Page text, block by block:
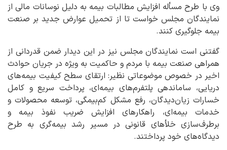
وی با طرح مسأله افزایش مطالبات بیمه به دلیل نوسانات مالی از
نمایندگان مجلس خواست تا از تحمیل عوارض جدید بر صنعت
بیمه جلوگیری کنند.
گفتنی است نمایندگان مجلس نیز در این دیدار ضمن قدردانی از
همراهی صنعت بیمه با مردم و حاکمیت به ویژه در جریان حوادث
اخیر در خصوص موضوعاتی نظیر: ارتقای سطح کیفیت بیمه‌های
دریایی، ساماندهی پلتفرم‌های بیمه‌ای، پرداخت سریع و کامل
خسارات زیان‌دیدگان، رفع مشکل کم‌بیمگی، توسعه محصولات و
خدمات بیمه‌ای، راهکارهای افزایش ضریب نفوذ بیمه و
برطرف‌سازی خلأهای قانونی در مسیر رشد بیمه‌گری به طرح
دیدگاه‌های خود پرداختند.